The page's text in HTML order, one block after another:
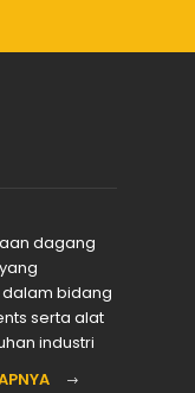
dagang
bidang
serta alat
industri